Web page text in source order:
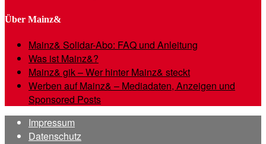
Über Mainz&
Mainz& Solidar-Abo: FAQ und Anleitung
Was ist Mainz&?
Mainz& gik – Wer hinter Mainz& steckt
Werben auf Mainz& – Mediadaten, Anzeigen und
Sponsored Posts
Impressum
Datenschutz